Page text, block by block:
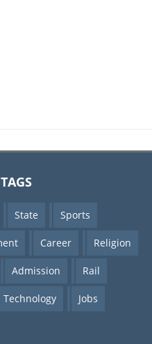
State Sports
Career Religion
Admission Rail
Technology Jobs